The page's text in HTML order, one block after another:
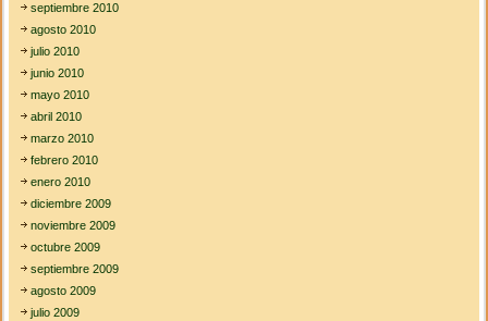
septiembre 2010
agosto 2010
julio 2010
junio 2010
mayo 2010
abril 2010
marzo 2010
febrero 2010
enero 2010
diciembre 2009
noviembre 2009
octubre 2009
septiembre 2009
agosto 2009
julio 2009